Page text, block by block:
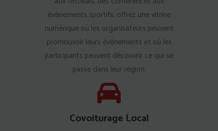
événements sportifs, offrez une vitrine
numérique où les organisateurs peuvent
promouvoir leurs événements et où les
participants peuvent découvrir ce qui se
passe dans leur région.
Covoiturage Local